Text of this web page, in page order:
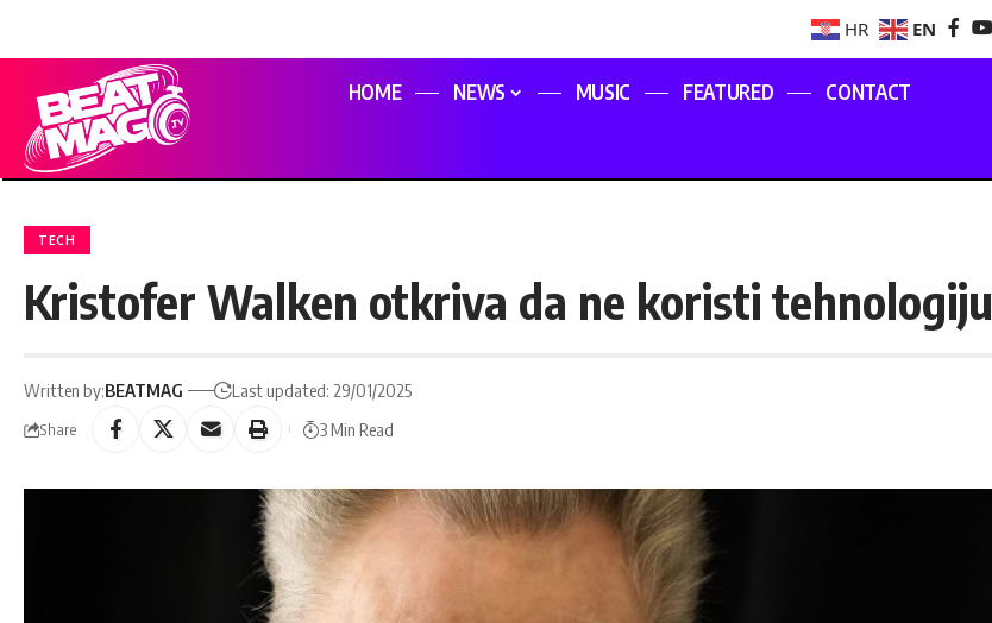
HR EN
HOME NEWS MUSIC FEATURED CONTACT
TECH
Kristofer Walken otkriva da ne koristi tehnologiju
Written by:BEATMAG Last updated: 29/01/2025
Share 3 Min Read